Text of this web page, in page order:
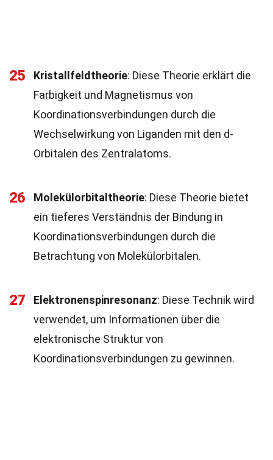
25 Kristallfeldtheorie: Diese Theorie erklärt die
Farbigkeit und Magnetismus von
Koordinationsverbindungen durch die
Wechselwirkung von Liganden mit den d-
Orbitalen des Zentralatoms.
26 Molekülorbitaltheorie: Diese Theorie bietet
ein tieferes Verständnis der Bindung in
Koordinationsverbindungen durch die
Betrachtung von Molekülorbitalen.
27 Elektronenspinresonanz: Diese Technik wird
verwendet, um Informationen über die
elektronische Struktur von
Koordinationsverbindungen zu gewinnen.